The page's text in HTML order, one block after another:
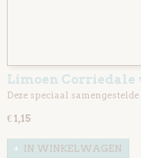
Limoen Corriedale
Deze speciaal
€ 1,15
IN WINKELWAGEN